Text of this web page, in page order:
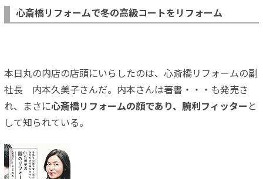
心斎橋リフォームで冬の高級コートをリフォーム
本日丸の内店の店頭にいらしたのは、心斎橋リフォームの副
社長 内本久美子さんだ。内本さんは著書・・・も発売さ
れ、まさに心斎橋リフォームの顔であり、腕利フィッター と
して知られている。